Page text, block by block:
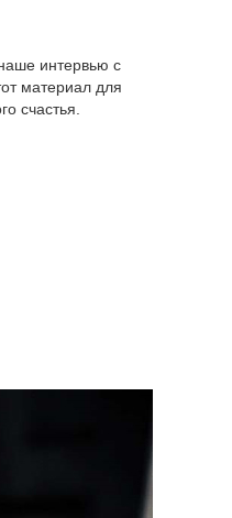
интервью с
материал для
счастья.